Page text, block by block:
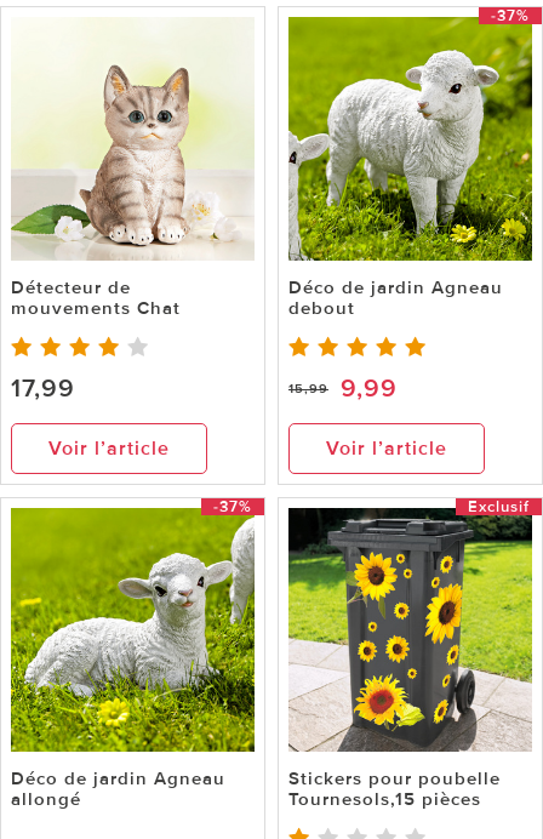
Détecteur de
mouvements Chat
17,99
Voir l’article
-37%
Déco de jardin Agneau
debout
15,99 9,99
Voir l’article
-37%
Déco de jardin Agneau
allongé
Exclusif
Stickers pour poubelle
Tournesols,15 pièces